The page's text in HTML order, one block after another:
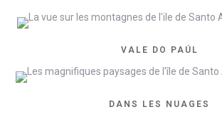
VALE DO PAÚL
DANS LES NUAGES